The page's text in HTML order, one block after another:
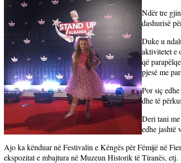
Ndër tre
dashurisë
Duke u
aktivitetet e
që
pjesë me
Por siç
dhe të
Deri tani
edhe jashtë
Ajo ka kënduar në Festivalin e Këngës për Fëmijë në
ekspozitat e mbajtura në Muzeun Historik të Tiranës, etj.